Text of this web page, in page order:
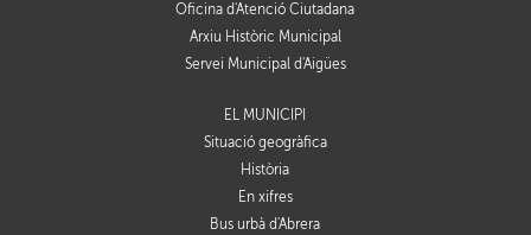
Oficina d'Atenció Ciutadana
Arxiu Històric Municipal
Servei Municipal d'Aigües
EL MUNICIPI
Situació geogràfica
Història
En xifres
Bus urbà d'Abrera